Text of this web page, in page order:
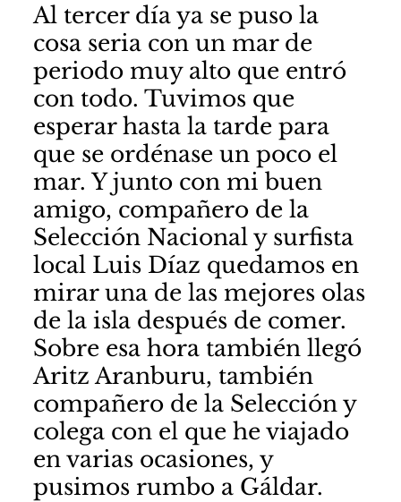
Al tercer día ya se puso la
cosa seria con un mar de
periodo muy alto que entró
con todo. Tuvimos que
esperar hasta la tarde para
que se ordénase un poco el
mar. Y junto con mi buen
amigo, compañero de la
Selección Nacional y surfista
local Luis Díaz quedamos en
mirar una de las mejores olas
de la isla después de comer.
Sobre esa hora también llegó
Aritz Aranburu, también
compañero de la Selección y
colega con el que he viajado
en varias ocasiones, y
pusimos rumbo a Gáldar.